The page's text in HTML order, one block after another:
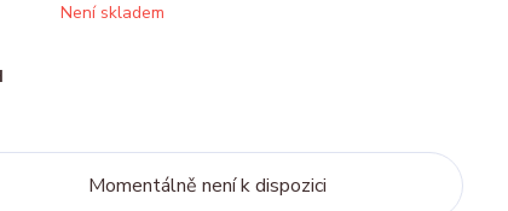
Není skladem
Momentálně není k dispozici